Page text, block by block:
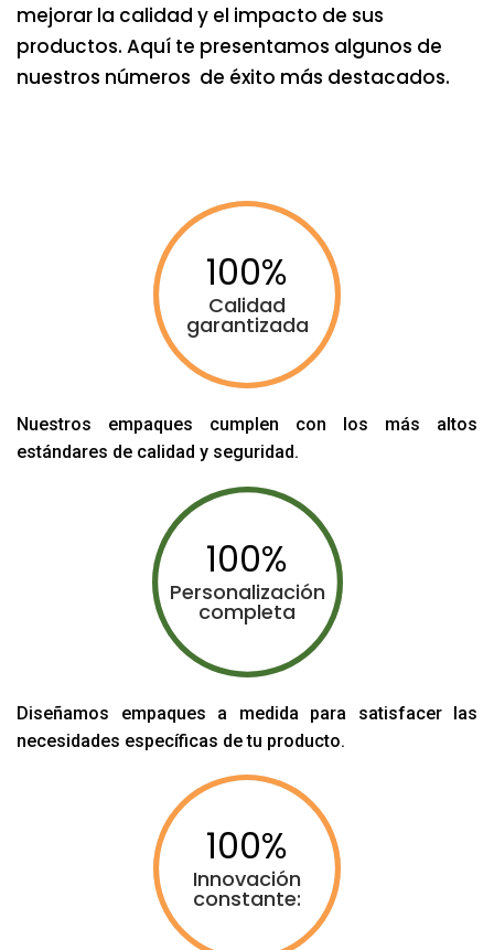
mejorar la calidad y el impacto de sus
productos. Aquí te presentamos algunos de
nuestros números de éxito más destacados.
100
Calidad
garantizada
Nuestros empaques cumplen con los más altos
estándares de calidad y seguridad.
100
Personalización
completa
Diseñamos empaques a medida para satisfacer las
necesidades específicas de tu producto.
100
Innovación
constante: